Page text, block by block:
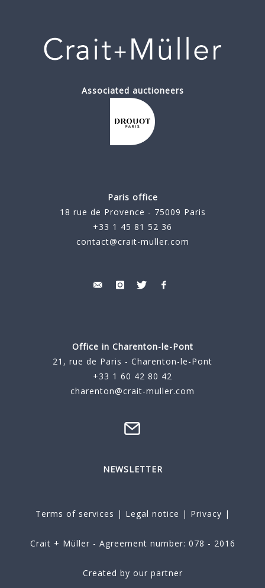
Associated auctioneers
Paris office
18 rue de Provence - 75009 Paris
+33 1 45 81 52 36
contact@crait-muller.com
Office in Charenton-le-Pont
21, rue de Paris - Charenton-le-Pont
+33 1 60 42 80 42
charenton@crait-muller.com
NEWSLETTER
Terms of services | Legal notice | Privacy |
Crait + Müller - Agreement number: 078 - 2016
Created by our partner